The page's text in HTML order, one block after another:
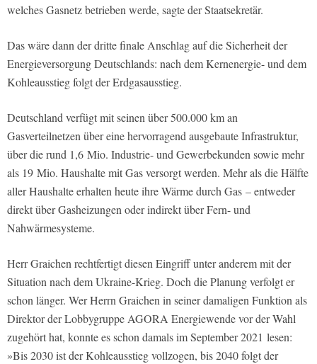
welches Gasnetz betrieben werde, sagte der Staatsekretär.
Das wäre dann der dritte finale Anschlag auf die Sicherheit der
Energieversorgung Deutschlands: nach dem Kernenergie- und dem
Kohleausstieg folgt der Erdgasausstieg.
Deutschland verfügt mit seinen über 500.000 km an
Gasverteilnetzen über eine hervorragend ausgebaute Infrastruktur,
über die rund 1,6 Mio. Industrie- und Gewerbekunden sowie mehr
als 19 Mio. Haushalte mit Gas versorgt werden. Mehr als die Hälfte
aller Haushalte erhalten heute ihre Wärme durch Gas – entweder
direkt über Gasheizungen oder indirekt über Fern- und
Nahwärmesysteme.
Herr Graichen rechtfertigt diesen Eingriff unter anderem mit der
Situation nach dem Ukraine-Krieg. Doch die Planung verfolgt er
schon länger. Wer Herrn Graichen in seiner damaligen Funktion als
Direktor der Lobbygruppe AGORA Energiewende vor der Wahl
zugehört hat, konnte es schon damals im September 2021 lesen:
»Bis 2030 ist der Kohleausstieg vollzogen, bis 2040 folgt der